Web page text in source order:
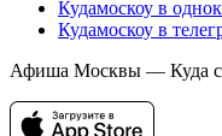
Кудамоскоу в
Кудамоскоу в
Афиша Москвы — Куда